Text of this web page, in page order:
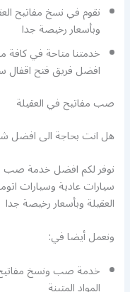
نقوم في نسخ مفاتيح
وبأسعار رخيصة جدا
خدمتنا متاحة في كافة
افضل فريق فتح اقفال
صب مفاتيح في العقيلة
هل انت بحاجة الى افضل
نوفر لكم افضل خدمة صب
سيارات عادية وسيارات
العقيلة وبأسعار رخيصة جدا
ونعمل أيضا في:
خدمة صب ونسخ مفاتيح